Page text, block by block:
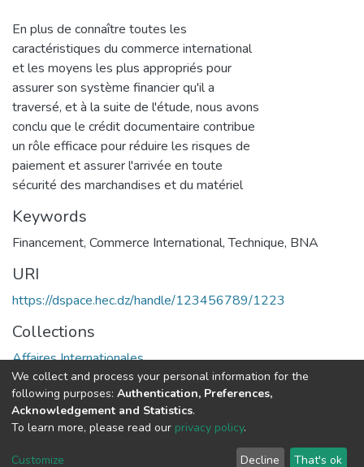
En plus de connaître toutes les
caractéristiques du commerce international
et les moyens les plus appropriés pour
assurer son système financier qu'il a
traversé, et à la suite de l'étude, nous avons
conclu que le crédit documentaire contribue
un rôle efficace pour réduire les risques de
paiement et assurer l'arrivée en toute
sécurité des marchandises et du matériel
Keywords
Financement, Commerce International,Technique, BNA
URI
https://dspace.hec.dz/handle/123456789/1223
Collections
Affaires Internationales
Full item page
DSpace software copyright © 2002-2026
Cookie
End User
Send
We collect and process your personal information for the
following purposes: Authentication, Preferences,
Acknowledgement and Statistics.
To learn more, please read our privacy policy.
Customize Decline That's ok